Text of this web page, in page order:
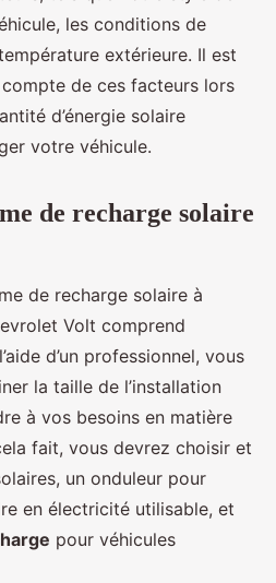
les conditions de
extérieure. Il est
de ces facteurs lors
d’énergie solaire
votre véhicule.
de recharge solaire
de recharge solaire à
Volt comprend
d’un professionnel, vous
la taille de l’installation
à vos besoins en matière
fait, vous devrez choisir et
un onduleur pour
en électricité utilisable, et
pour véhicules